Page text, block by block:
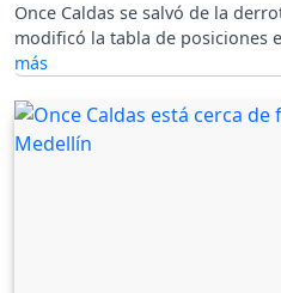
Once Caldas se salvó de la
modificó la tabla de posiciones